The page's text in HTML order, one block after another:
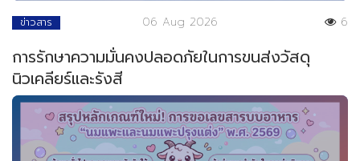
ข่าวสาร 06 Aug 2026 6
การรักษาความมั่นคงปลอดภัยในการขนส่งวัสดุ
นิวเคลียร์และรังสี